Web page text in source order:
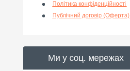
Політика конфіденційності
Публічний договір (Оферта)
Ми у соц. мережах